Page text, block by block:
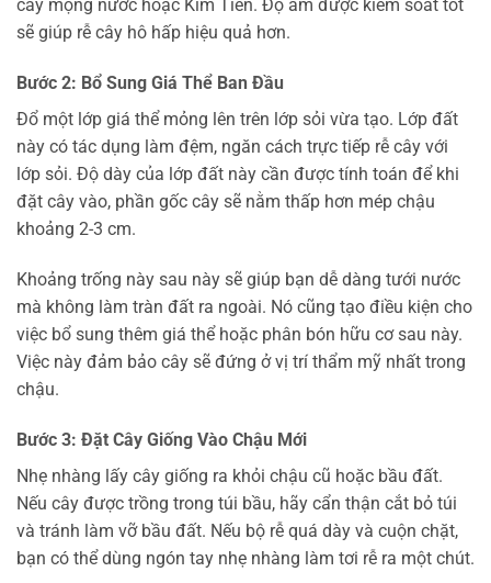
cây mọng nước hoặc Kim Tiền. Độ ẩm được kiểm soát tốt
sẽ giúp rễ cây hô hấp hiệu quả hơn.
Bước 2: Bổ Sung Giá Thể Ban Đầu
Đổ một lớp giá thể mỏng lên trên lớp sỏi vừa tạo. Lớp đất
này có tác dụng làm đệm, ngăn cách trực tiếp rễ cây với
lớp sỏi. Độ dày của lớp đất này cần được tính toán để khi
đặt cây vào, phần gốc cây sẽ nằm thấp hơn mép chậu
khoảng 2-3 cm.
Khoảng trống này sau này sẽ giúp bạn dễ dàng tưới nước
mà không làm tràn đất ra ngoài. Nó cũng tạo điều kiện cho
việc bổ sung thêm giá thể hoặc phân bón hữu cơ sau này.
Việc này đảm bảo cây sẽ đứng ở vị trí thẩm mỹ nhất trong
chậu.
Bước 3: Đặt Cây Giống Vào Chậu Mới
Nhẹ nhàng lấy cây giống ra khỏi chậu cũ hoặc bầu đất.
Nếu cây được trồng trong túi bầu, hãy cẩn thận cắt bỏ túi
và tránh làm vỡ bầu đất. Nếu bộ rễ quá dày và cuộn chặt,
bạn có thể dùng ngón tay nhẹ nhàng làm tơi rễ ra một chút.